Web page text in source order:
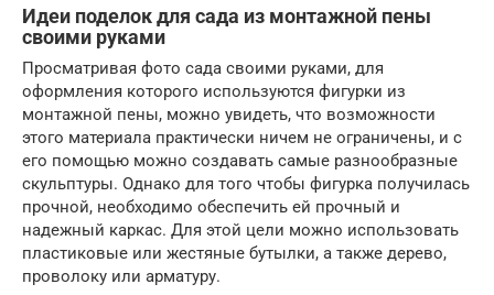
Идеи поделок для сада из монтажной пены
своими руками
Просматривая фото сада своими руками, для
оформления которого используются фигурки из
монтажной пены, можно увидеть, что возможности
этого материала практически ничем не ограничены, и с
его помощью можно создавать самые разнообразные
скульптуры. Однако для того чтобы фигурка получилась
прочной, необходимо обеспечить ей прочный и
надежный каркас. Для этой цели можно использовать
пластиковые или жестяные бутылки, а также дерево,
проволоку или арматуру.